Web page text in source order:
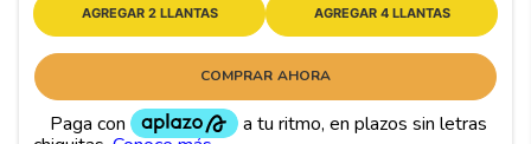
AGREGAR 2 LLANTAS AGREGAR 4 LLANTAS
COMPRAR AHORA